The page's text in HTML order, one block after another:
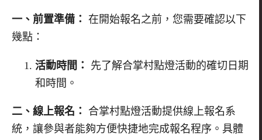
一、前置準備： 在開始報名之前，您需要確認以下
幾點：
活動時間：
先了解合掌村點燈活動的確切日期
和時間。
二、線上報名：
合掌村點燈活動提供線上報名系
統，讓參與者能夠方便快捷地完成報名程序。具體